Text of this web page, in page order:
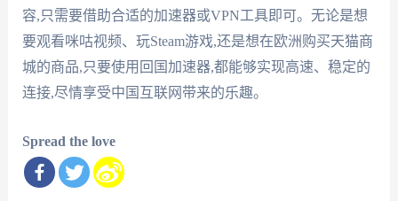
容,只需要借助合适的加速器或VPN工具即可。无论是想
要观看咪咕视频、玩Steam游戏,还是想在欧洲购买天猫商
城的商品,只要使用回国加速器,都能够实现高速、稳定的
连接,尽情享受中国互联网带来的乐趣。
Spread the love